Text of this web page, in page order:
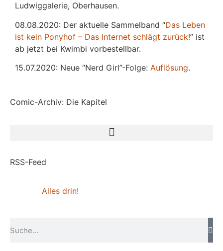
Ludwiggalerie, Oberhausen.
08.08.2020: Der aktuelle Sammelband “Das Leben
ist kein Ponyhof – Das Internet schlägt zurück!” ist
ab jetzt bei Kwimbi vorbestellbar.
15.07.2020: Neue “Nerd Girl”-Folge: Auflösung.
Comic-Archiv: Die Kapitel
RSS-Feed
Alles drin!